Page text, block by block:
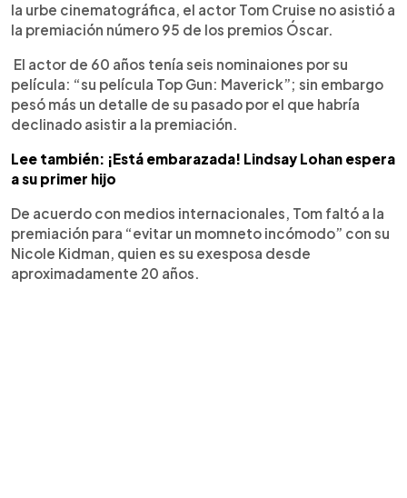
la urbe cinematográfica, el actor Tom Cruise no asistió a
la premiación número 95 de los premios Óscar.
El actor de 60 años tenía seis nominaiones por su
película: “su película Top Gun: Maverick”; sin embargo
pesó más un detalle de su pasado por el que habría
declinado asistir a la premiación.
Lee también: ¡Está embarazada! Lindsay Lohan espera
a su primer hijo
De acuerdo con medios internacionales, Tom faltó a la
premiación para “evitar un momneto incómodo” con su
Nicole Kidman, quien es su exesposa desde
aproximadamente 20 años.